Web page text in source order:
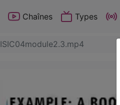
Chaînes Types
ISIC04module2.3.mp4